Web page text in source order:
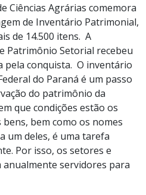
Ciências Agrárias comemora
de Inventário Patrimonial,
de 14.500 itens. A
Patrimônio Setorial recebeu
pela conquista. O inventário
do Paraná é um passo
do patrimônio da
que condições estão os
bem como os nomes
um deles, é uma tarefa
Por isso, os setores e
servidores para